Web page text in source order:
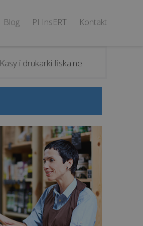
Blog PI InsERT Kontakt
Kasy i drukarki fiskalne